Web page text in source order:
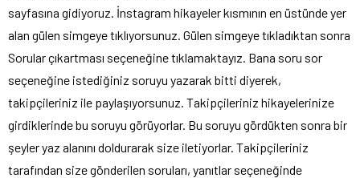
sayfasına gidiyoruz. İnstagram hikayeler kısmının en üstünde yer
alan gülen simgeye tıklıyorsunuz. Gülen simgeye tıkladıktan sonra
Sorular çıkartması seçeneğine tıklamaktayız. Bana soru sor
seçeneğine istediğiniz soruyu yazarak bitti diyerek,
takipçileriniz ile paylaşıyorsunuz. Takipçileriniz hikayelerinize
girdiklerinde bu soruyu görüyorlar. Bu soruyu gördükten sonra bir
şeyler yaz alanını doldurarak size iletiyorlar. Takipçileriniz
tarafından size gönderilen soruları, yanıtlar seçeneğinde